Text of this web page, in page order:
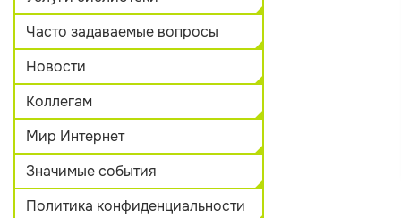
Часто задаваемые вопросы
Новости
Коллегам
Мир Интернет
Значимые события
Политика конфиденциальности